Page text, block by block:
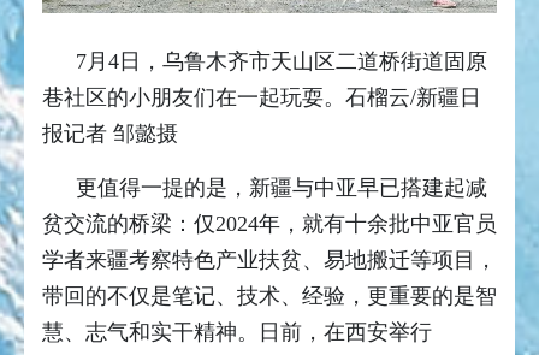
7月4日，乌鲁木齐市天山区二道桥街道固原
巷社区的小朋友们在一起玩耍。石榴云/新疆日
报记者 邹懿摄
更值得一提的是，新疆与中亚早已搭建起减
贫交流的桥梁：仅2024年，就有十余批中亚官员
学者来疆考察特色产业扶贫、易地搬迁等项目，
带回的不仅是笔记、技术、经验，更重要的是智
慧、志气和实干精神。
日前，在西安举行